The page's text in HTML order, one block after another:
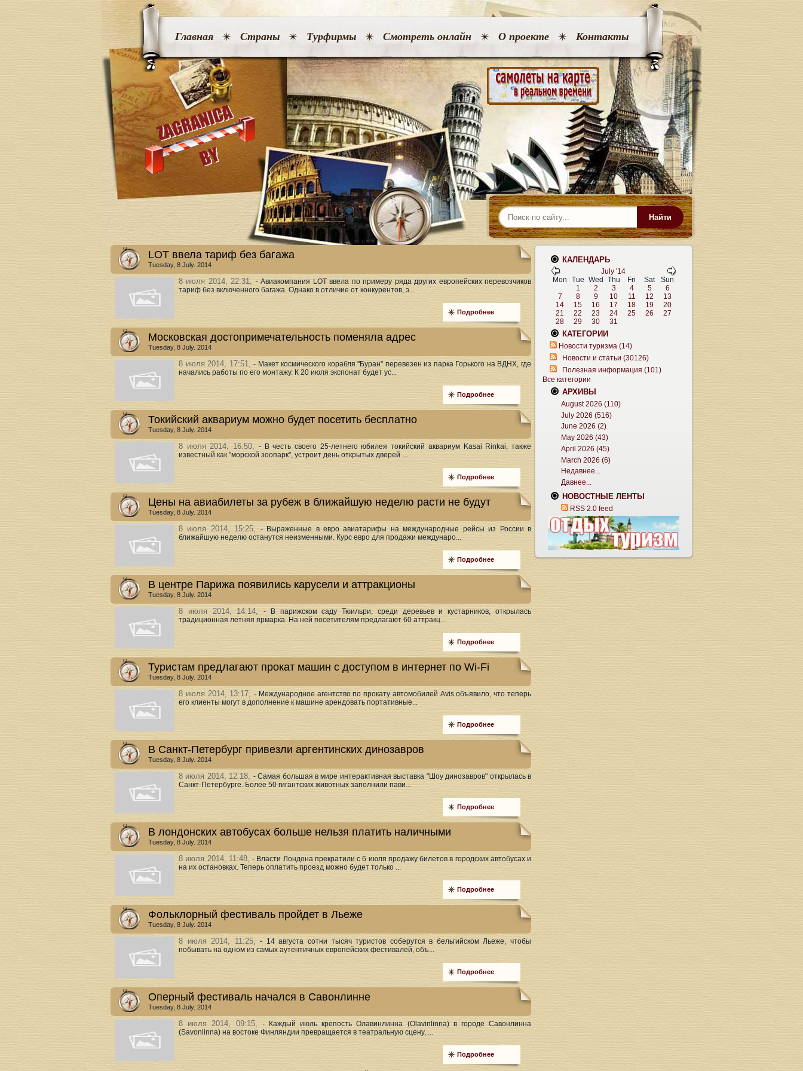
Главная Страны Турфирмы Смотреть онлайн О проекте Контакты
Найти
LOT ввела тариф без багажа
Tuesday, 8 July. 2014
8 июля 2014, 22:31, - Авиакомпания LOT ввела по примеру ряда других европейских перевозчиков
тариф без включенного багажа. Однако в отличие от конкурентов, э...
Подробнее
Московская достопримечательность поменяла адрес
Tuesday, 8 July. 2014
8 июля 2014, 17:51,- Макет космического корабля "Буран" перевезен из парка Горького на ВДНХ, где
начались работы по его монтажу. К 20 июля экспонат будет ус...
Подробнее
Токийский аквариум можно будет посетить бесплатно
Tuesday, 8 July. 2014
8 июля 2014, 16:50, - В честь своего 25-летнего юбилея токийский аквариум Kasai Rinkai, также
известный как "морской зоопарк", устроит день открытых дверей ...
Подробнее
Цены на авиабилеты за рубеж в ближайшую неделю расти не будут
Tuesday, 8 July. 2014
8 июля 2014, 15:25, - Выраженные в евро авиатарифы на международные рейсы из России в
ближайшую неделю останутся неизменными. Курс евро для продажи междунаро...
Подробнее
В центре Парижа появились карусели и аттракционы
Tuesday, 8 July. 2014
8 июля 2014, 14:14,- В парижском саду Тюильри, среди деревьев и кустарников, открылась
традиционная летняя ярмарка. На ней посетителям предлагают 60 аттракц...
Подробнее
Туристам предлагают прокат машин с доступом в интернет по Wi-Fi
Tuesday, 8 July. 2014
8 июля 2014, 13:17,- Международное агентство по прокату автомобилей Avis объявило, что теперь
его клиенты могут в дополнение к машине арендовать портативные...
Подробнее
В Санкт-Петербург привезли аргентинских динозавров
Tuesday, 8 July. 2014
8 июля 2014, 12:18, - Самая большая в мире интерактивная выставка "Шоу динозавров" открылась в
Санкт-Петербурге. Более 50 гигантских животных заполнили пави...
Подробнее
В лондонских автобусах больше нельзя платить наличными
Tuesday, 8 July. 2014
8 июля 2014, 11:48, - Власти Лондона прекратили с 6 июля продажу билетов в городских автобусах и
на их остановках. Теперь оплатить проезд можно будет только ...
Подробнее
Фольклорный фестиваль пройдет в Льеже
Tuesday, 8 July. 2014
8 июля 2014, 11:25,- 14 августа сотни тысяч туристов соберутся в бельгийском Льеже, чтобы
побывать на одном из самых аутентичных европейских фестивалей, объ...
Подробнее
Оперный фестиваль начался в Савонлинне
Tuesday, 8 July. 2014
8 июля 2014, 09:15, - Каждый июль крепость Олавинлинна (Olavinlinna) в городе Савонлинна
(Savonlinna) на востоке Финляндии превращается в театральную сцену, ...
Подробнее
КАЛЕНДАРЬ
July '14
Mon
Tue Wed Thu Fri Sat
Sun
1
2 3 4 5
6
7
8 9 10 11 12
13
14
15 16 17 18 19
20
21
22 23 24 25 26
27
28
29 30 31
КАТЕГОРИИ
Новости туризма (14)
Новости и статьи (30126)
Полезная информация (101)
Все категории
АРХИВЫ
August 2026 (110)
July 2026 (516)
June 2026 (2)
May 2026 (43)
April 2026 (45)
March 2026 (6)
Недавнее...
Давнее...
НОВОСТНЫЕ ЛЕНТЫ
RSS 2.0 feed